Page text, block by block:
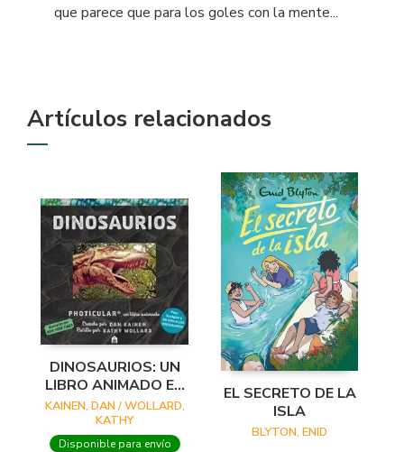
que parece que para los goles con la mente...
Artículos relacionados
DINOSAURIOS: UN
LIBRO ANIMADO EN
PHOTICULAR
KAINEN, DAN / WOLLARD,
KATHY
Disponible para envío
EL SECRETO DE LA
ISLA
BLYTON, ENID